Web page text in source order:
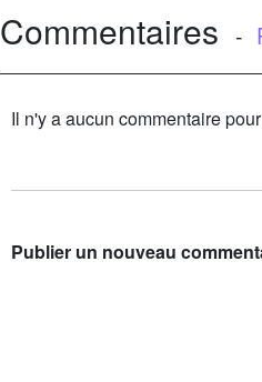
Commentaires -
Il n'y a aucun commentaire
Publier un nouveau